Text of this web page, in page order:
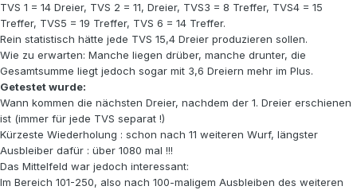
TVS 1 = 14 Dreier, TVS 2 = 11, Dreier, TVS3 = 8 Treffer, TVS4 = 15
Treffer, TVS5 = 19 Treffer, TVS 6 = 14 Treffer.
Rein statistisch hätte jede TVS 15,4 Dreier produzieren sollen.
Wie zu erwarten: Manche liegen drüber, manche drunter, die
Gesamtsumme liegt jedoch sogar mit 3,6 Dreiern mehr im Plus.
Getestet wurde:
Wann kommen die nächsten Dreier, nachdem der 1. Dreier erschienen
ist (immer für jede TVS separat !)
Kürzeste Wiederholung : schon nach 11 weiteren Wurf, längster
Ausbleiber dafür : über 1080 mal !!!
Das Mittelfeld war jedoch interessant:
Im Bereich 101-250, also nach 100-maligem Ausbleiben des weiteren